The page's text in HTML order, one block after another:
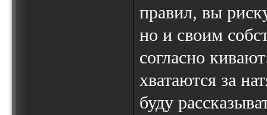
правил, вы
но и своим
согласно
хватаются за
буду